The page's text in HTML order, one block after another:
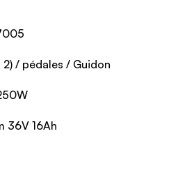
/ pédales / Guidon
36V 16Ah